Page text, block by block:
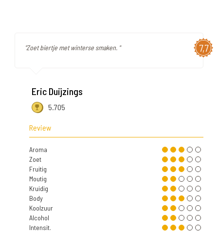
7,7
"Zoet biertje met winterse smaken. "
Eric Duijzings
5.705
Review
Aroma
Zoet
Fruitig
Moutig
Kruidig
Body
Koolzuur
Alcohol
Intensit.